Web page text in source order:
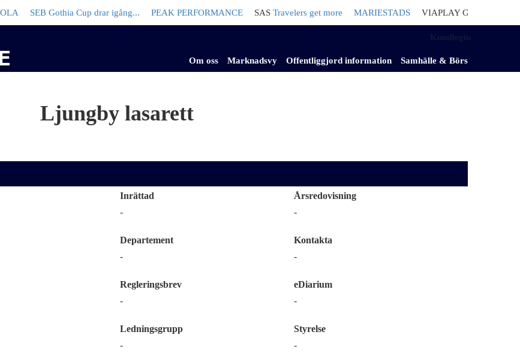
SEB Gothia Cup drar igång... PEAK PERFORMANCE SAS Travelers get more MARIESTADS VIAPLAY GROUP
Samhälle & Börs
Offentliggjord information
Marknadsvy
Om oss
Ljungby lasarett
Inrättad
-
Årsredovisning
-
Departement
-
Kontakta
-
Regleringsbrev
-
eDiarium
-
Ledningsgrupp
-
Styrelse
-